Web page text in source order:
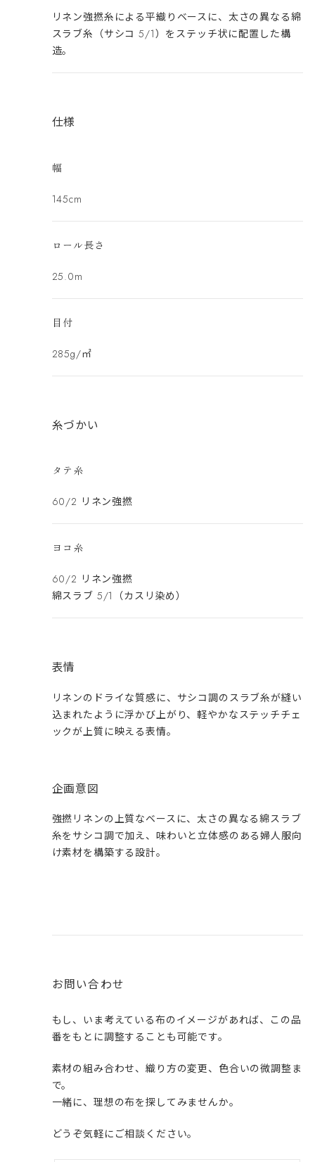
リネン強撚糸による平織りベースに、太さの異なる綿
スラブ糸（サシコ 5/1）をステッチ状に配置した構
造。
仕様
幅
145cm
ロール長さ
25.0m
目付
285g/㎡
糸づかい
タテ糸
60/2 リネン強撚
ヨコ糸
60/2 リネン強撚
綿スラブ 5/1（カスリ染め）
表情
リネンのドライな質感に、サシコ調のスラブ糸が縫い
込まれたように浮かび上がり、軽やかなステッチチェ
ックが上質に映える表情。
企画意図
強撚リネンの上質なベースに、太さの異なる綿スラブ
糸をサシコ調で加え、味わいと立体感のある婦人服向
け素材を構築する設計。
お問い合わせ
もし、いま考えている布のイメージがあれば、この品
番をもとに調整することも可能です。
素材の組み合わせ、織り方の変更、色合いの微調整ま
で。
一緒に、理想の布を探してみませんか。
どうぞ気軽にご相談ください。